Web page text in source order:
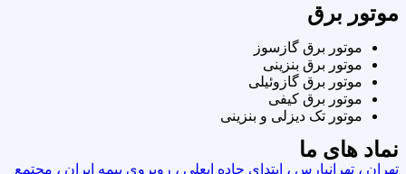
موتور برق
موتور برق گازسوز
موتور برق بنزینی
موتور برق گازوئیلی
موتور برق کیفی
موتور تک دیزلی و بنزینی
نماد های ما
تهران ، تهرانپارس ، ابتدای جاده ابعلی ، روبروی بیمه ایران ، مجتمع